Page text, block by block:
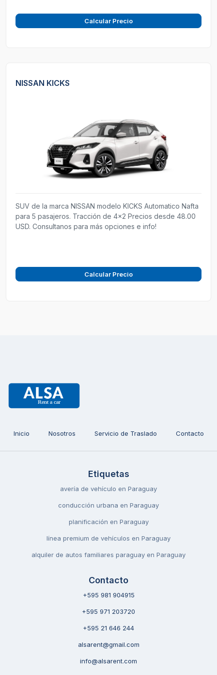
Calcular Precio
NISSAN KICKS
SUV de la marca NISSAN modelo KICKS Automatico Nafta
para 5 pasajeros. Tracción de 4x2 Precios desde 48.00
USD. Consultanos para más opciones e info!
Calcular Precio
Inicio Nosotros Servicio de Traslado Contacto
Etiquetas
avería de vehículo en Paraguay
conducción urbana en Paraguay
planificación en Paraguay
línea premium de vehículos en Paraguay
alquiler de autos familiares paraguay en Paraguay
Contacto
+595 981 904915
+595 971 203720
+595 21 646 244
alsarent@gmail.com
info@alsarent.com